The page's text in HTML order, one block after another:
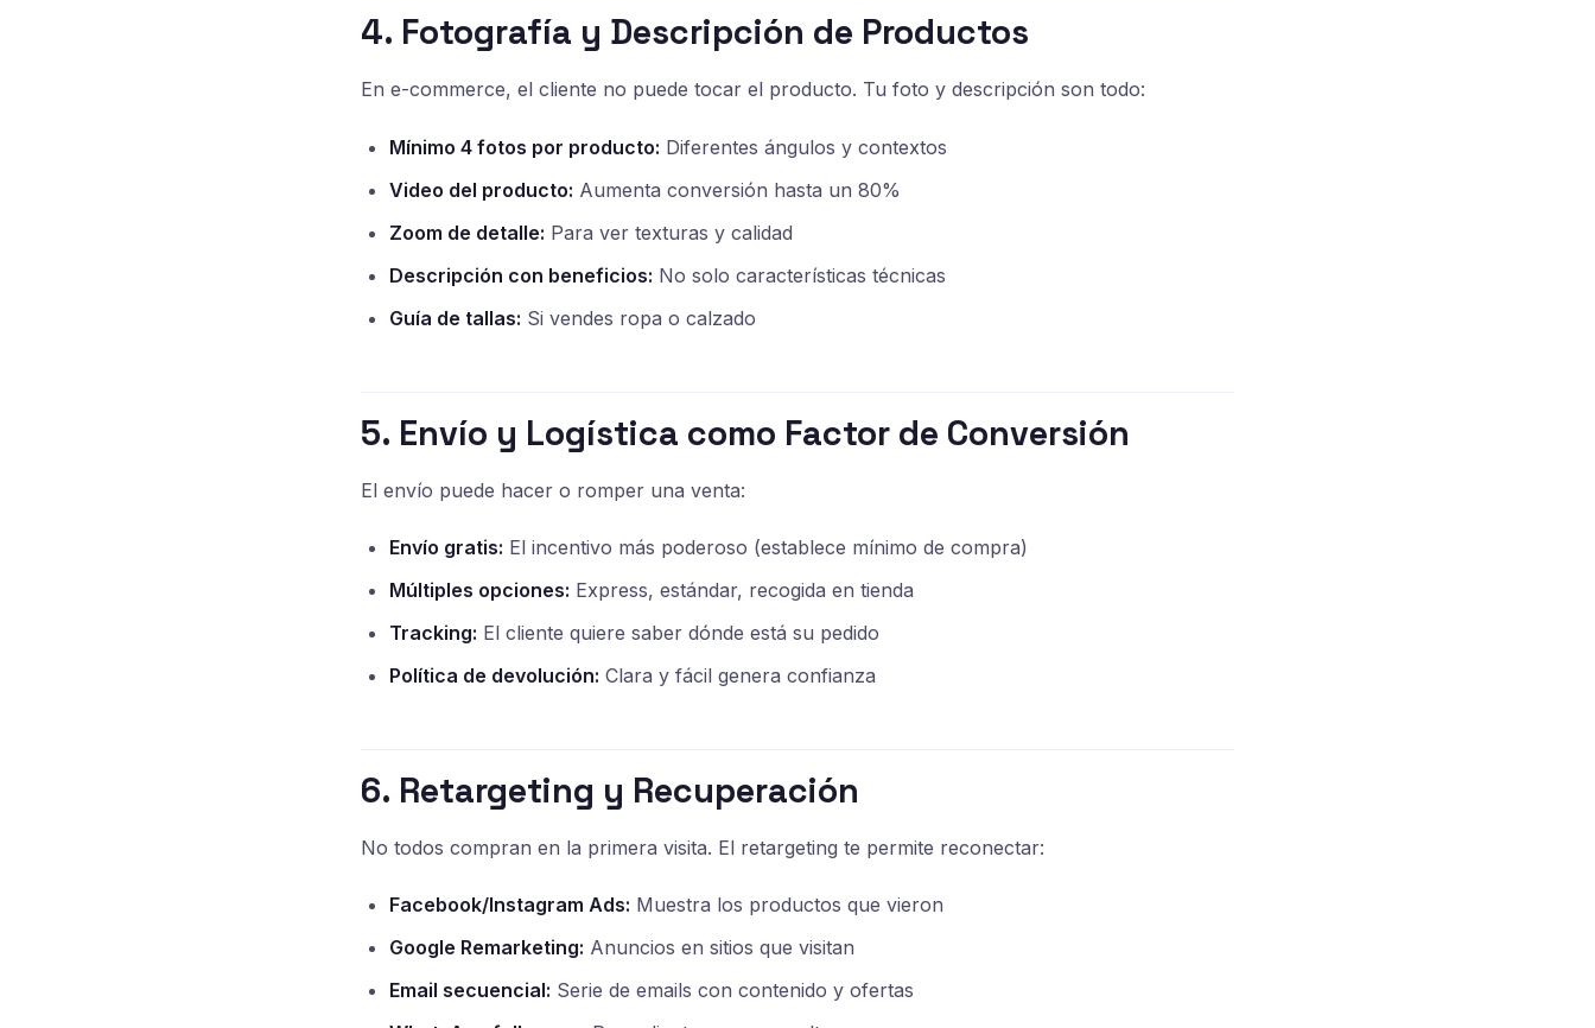
4. Fotografía y Descripción de Productos
En e-commerce, el cliente no puede tocar el producto. Tu foto y descripción son todo:
Mínimo 4 fotos por producto: Diferentes ángulos y contextos
Video del producto: Aumenta conversión hasta un 80%
Zoom de detalle: Para ver texturas y calidad
Descripción con beneficios: No solo características técnicas
Guía de tallas: Si vendes ropa o calzado
5. Envío y Logística como Factor de Conversión
El envío puede hacer o romper una venta:
Envío gratis: El incentivo más poderoso (establece mínimo de compra)
Múltiples opciones: Express, estándar, recogida en tienda
Tracking: El cliente quiere saber dónde está su pedido
Política de devolución: Clara y fácil genera confianza
6. Retargeting y Recuperación
No todos compran en la primera visita. El retargeting te permite reconectar:
Facebook/Instagram Ads: Muestra los productos que vieron
Google Remarketing: Anuncios en sitios que visitan
Email secuencial: Serie de emails con contenido y ofertas